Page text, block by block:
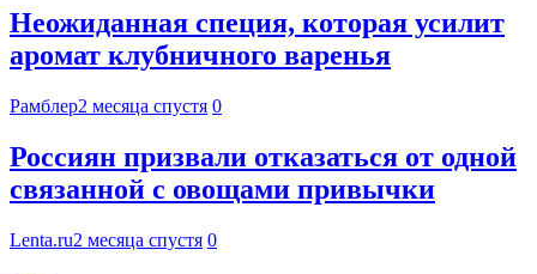
Неожиданная специя, которая усилит
аромат клубничного варенья
Рамблер2 месяца спустя 0
Россиян призвали отказаться от одной
связанной с овощами привычки
Lenta.ru2 месяца спустя 0